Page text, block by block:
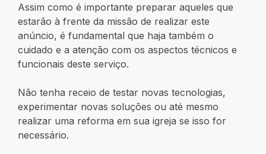
Assim como é importante preparar aqueles que
estarão à frente da missão de realizar este
anúncio, é fundamental que haja também o
cuidado e a atenção com os aspectos técnicos e
funcionais deste serviço.
Não tenha receio de testar novas tecnologias,
experimentar novas soluções ou até mesmo
realizar uma reforma em sua igreja se isso for
necessário.